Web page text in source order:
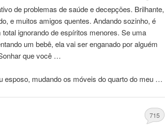
de problemas de saúde e decepções. Brilhante,
e muitos amigos quentes. Andando sozinho, é
ignorando de espíritos menores. Se uma
um bebê, ela vai ser enganado por alguém
que você …
esposo, mudandoos móveis do quarto do meu …
715